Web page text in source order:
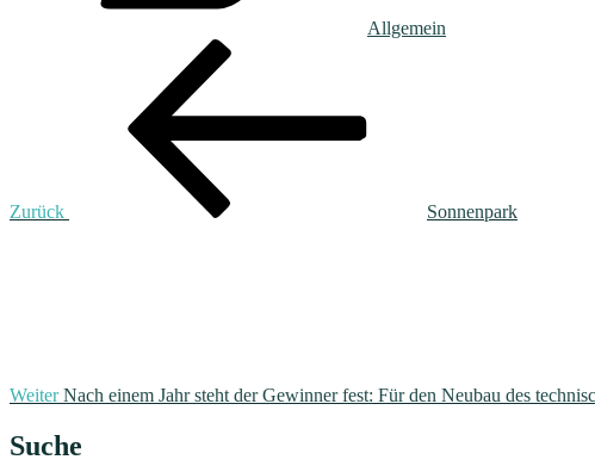
Allgemein
Beitragsnavigation
Zurück
Sonnenpark
Weiter Nach einem Jahr steht der Gewinner fest: Für den Neubau des
Suche